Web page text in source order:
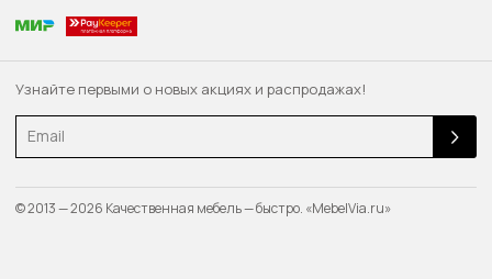
Узнайте первыми о новых акциях и распродажах!
© 2013 — 2026 Качественная мебель — быстро. «MebelVia.ru»